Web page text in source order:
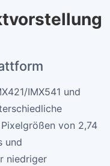
IMX541 und
von 2,74
und
niedriger